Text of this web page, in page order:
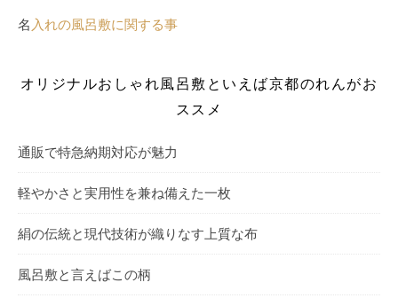
名 入れの風呂敷に関する事
オリジナルおしゃれ風呂敷といえば京都のれんがお
ススメ
通販で特急納期対応が魅力
軽やかさと実用性を兼ね備えた一枚
絹の伝統と現代技術が織りなす上質な布
風呂敷と言えばこの柄